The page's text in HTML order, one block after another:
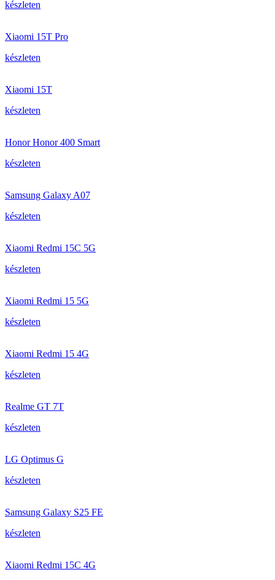
készleten
Xiaomi 15T Pro
készleten
Xiaomi 15T
készleten
Honor Honor 400 Smart
készleten
Samsung Galaxy A07
készleten
Xiaomi Redmi 15C 5G
készleten
Xiaomi Redmi 15 5G
készleten
Xiaomi Redmi 15 4G
készleten
Realme GT 7T
készleten
LG Optimus G
készleten
Samsung Galaxy S25 FE
készleten
Xiaomi Redmi 15C 4G